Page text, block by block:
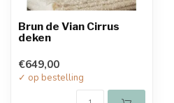
Brun de Vian Cirrus
deken
€649,00
✓ op bestelling